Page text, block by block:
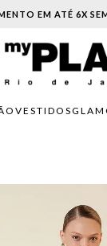
EM ATÉ 6X
VESTIDOSGLAM